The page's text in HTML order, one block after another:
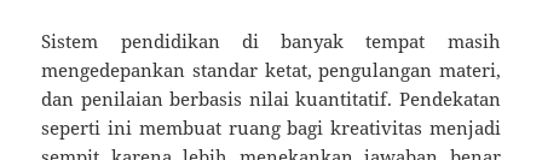
Sistem pendidikan di banyak tempat masih
mengedepankan standar ketat, pengulangan materi,
dan penilaian berbasis nilai kuantitatif. Pendekatan
seperti ini membuat ruang bagi kreativitas menjadi